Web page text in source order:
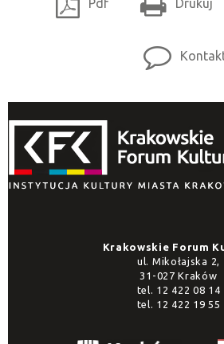
Pdf Drukuj
Krakowskie Forum
ul. Mikołajska 2,
31-027 Kraków
tel. 12 422 08 14
tel. 12 422 19 55